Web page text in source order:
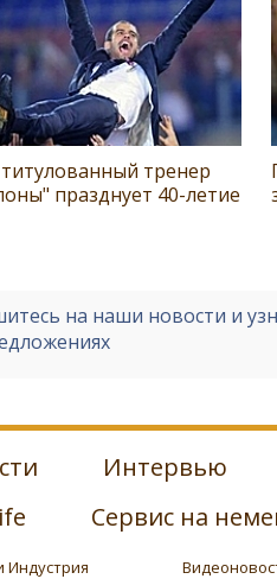
тренер
празднует 40-летие
на наши новости и
Интервью
Сервис на
Индустрия